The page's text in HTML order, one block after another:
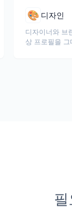
🎨 디자인
디자이너와 브
상 프로필을